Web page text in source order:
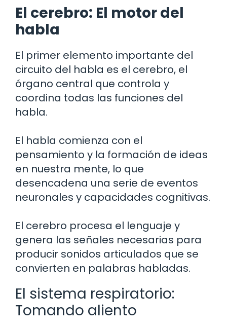
El cerebro: El motor del
habla
El primer elemento importante del
circuito del habla es el cerebro, el
órgano central que controla y
coordina todas las funciones del
habla.
El habla comienza con el
pensamiento y la formación de ideas
en nuestra mente, lo que
desencadena una serie de eventos
neuronales y capacidades cognitivas.
El cerebro procesa el lenguaje y
genera las señales necesarias para
producir sonidos articulados que se
convierten en palabras habladas.
El sistema respiratorio:
Tomando aliento